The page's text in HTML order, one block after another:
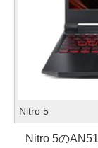
Nitro 5
Nitro 5の